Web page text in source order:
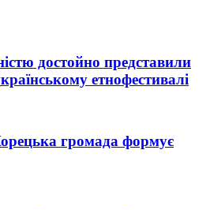
достойно представили
етнофестивалі
громада формує